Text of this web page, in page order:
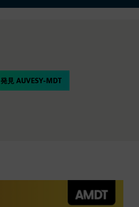
発見 AUVESY-MDT